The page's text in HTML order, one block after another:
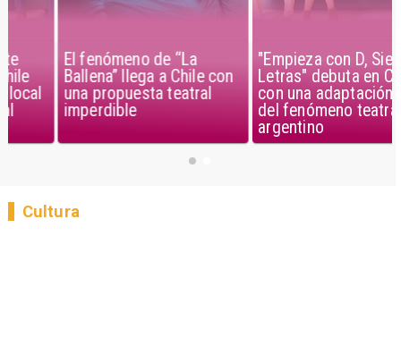
El fenómeno de “La
Ballena” llega a Chile con
una propuesta teatral
imperdible
"Empieza con D, Siete
Letras" debuta en Chile
con una adaptación local
del fenómeno teatral
argentino
Cultura